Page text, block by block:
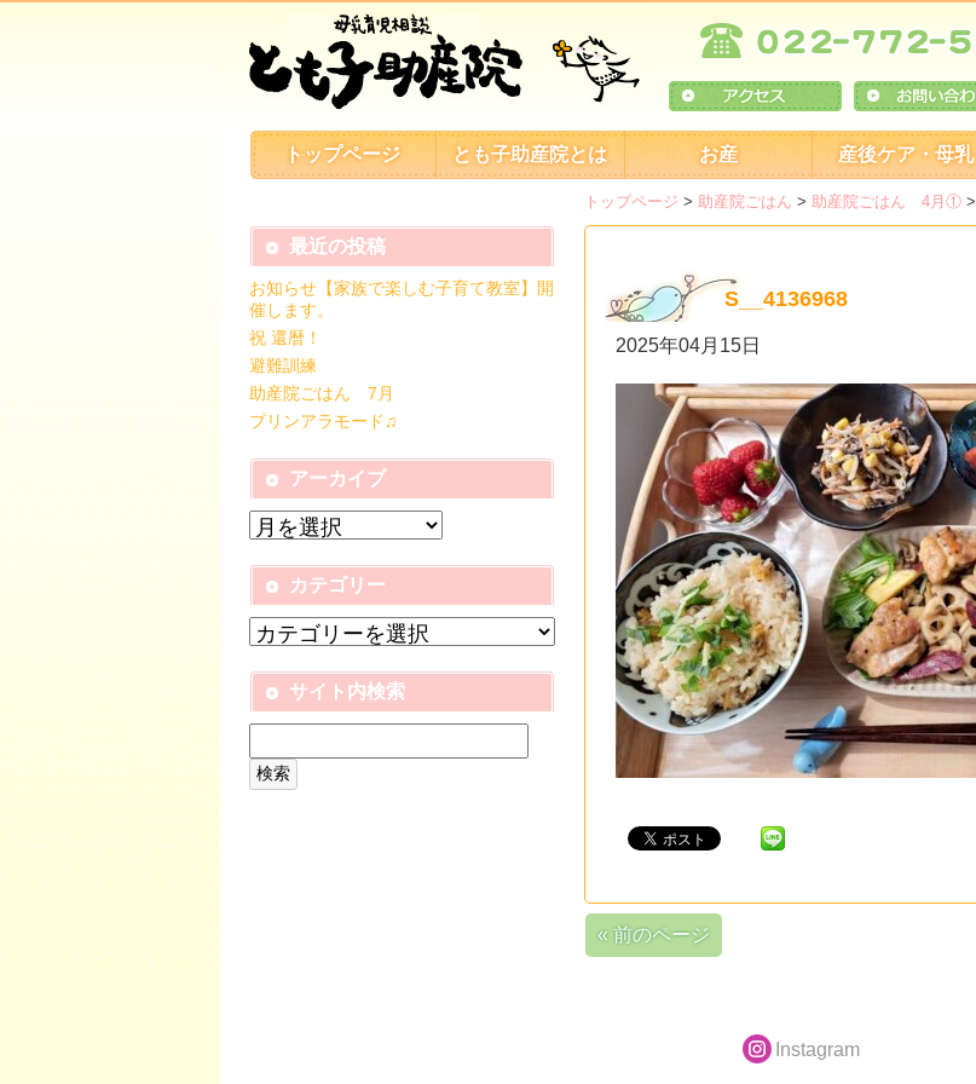
トップページ とも子助産院とは お産 産後ケア・母乳
トップページ > 助産院ごはん > 助産院ごはん 4月① >
S__4136968
2025年04月15日
« 前のページ
最近の投稿
お知らせ【家族で楽しむ子育て教室】開
催します。
祝 還暦！
避難訓練
助産院ごはん 7月
プリンアラモード♫
アーカイブ
カテゴリー
サイト内検索
Instagram